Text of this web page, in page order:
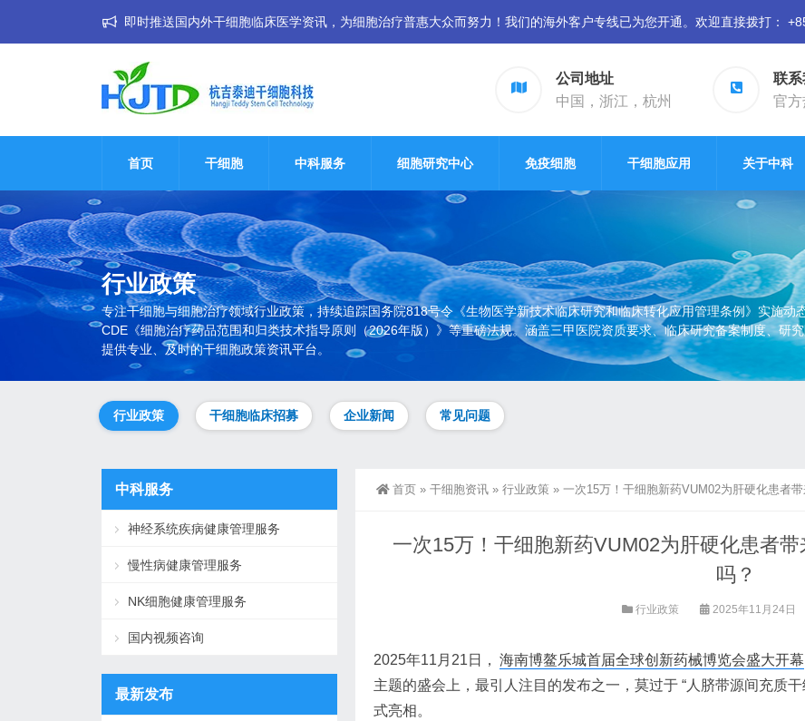
即时推送国内外干细胞临床医学资讯，为细胞治疗普惠大众而努力！我们的海外客户专线已为您开通。欢迎直接拨打：
公司地址
中国，浙江，杭州
联系
官
首页 干细胞 中科服务 细胞研究中心 免疫细胞 干细胞应用 关于中科
行业政策
专注干细胞与细胞治疗领域行业政策，持续追踪国务院818号令《生物医学新技术临床研究和临床转化应用管理条例》实施动
CDE《细胞治疗药品范围和归类技术指导原则（2026年版）》等重磅法规。涵盖三甲医院资质要求、临床研究备案制度、研
提供专业、及时的干细胞政策资讯平台。
行业政策 干细胞临床招募 企业新闻 常见问题
首页 » 干细胞资讯 » 行业政策 » 一次15万！干细胞新药VUM02为肝硬化患者
一次15万！干细胞新药VUM02为肝硬化患者
吗？
行业政策 2025年11月24日
2025年11月21日， 海南博鳌乐城首届全球创新药械博览会盛大开幕
主题的盛会上，最引人注目的发布之一，莫过于 “人脐带源间充质
式亮相。
中科服务
神经系统疾病健康管理服务
慢性病健康管理服务
NK细胞健康管理服务
国内视频咨询
最新发布